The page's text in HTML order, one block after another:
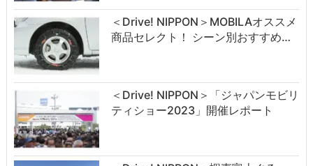
＜Drive! NIPPON＞MOBILAオススメ
商品セレクト！ シーン別おすすめ…
＜Drive! NIPPON＞「ジャパンモビリ
ティショー2023」開催レポート